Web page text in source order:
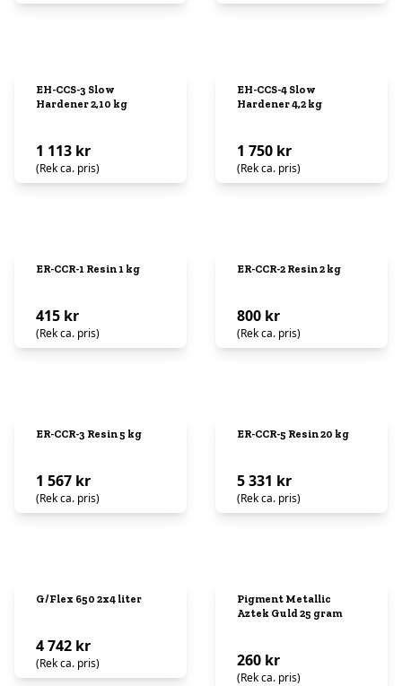
EH-CCS-3 Slow
Hardener 2,10 kg
1 113 kr
(Rek ca. pris)
EH-CCS-4 Slow
Hardener 4,2 kg
1 750 kr
(Rek ca. pris)
ER-CCR-1 Resin 1 kg
415 kr
(Rek ca. pris)
ER-CCR-2 Resin 2 kg
800 kr
(Rek ca. pris)
ER-CCR-3 Resin 5 kg
1 567 kr
(Rek ca. pris)
ER-CCR-5 Resin 20 kg
5 331 kr
(Rek ca. pris)
G/Flex 650 2x4 liter
4 742 kr
(Rek ca. pris)
Pigment Metallic
Aztek Guld 25 gram
260 kr
(Rek ca. pris)